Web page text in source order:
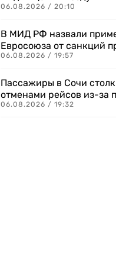
06.08.2026 / 20:10
В МИД РФ назвали
Евросоюза от санкций
06.08.2026 / 19:57
Пассажиры в Сочи
отменами рейсов из-за
06.08.2026 / 19:32